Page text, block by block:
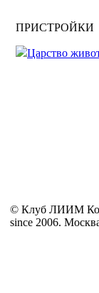
ПРИСТРОЙКИ
Царство
© Клуб ЛИИМ
since 2006.